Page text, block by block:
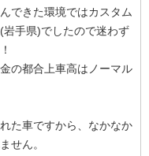
できた環境ではカスタム
手県)でしたので迷わず
の都合上車高はノーマル
た車ですから、なかなか
せん。